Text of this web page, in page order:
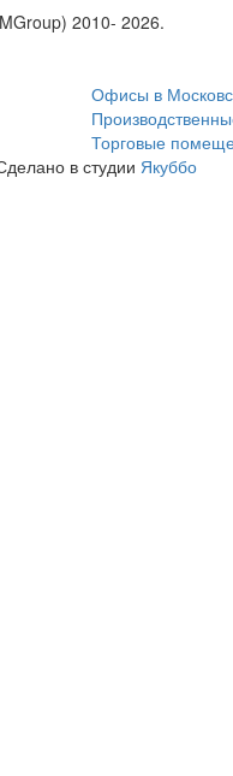
2010- 2026.
Офисы в
Торговые
в студии Якуббо